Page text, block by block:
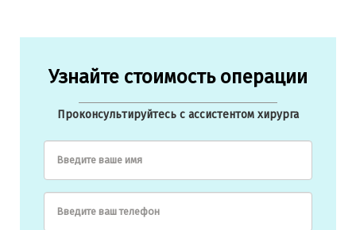
Узнайте стоимость операции
Проконсультируйтесь с ассистентом хирурга
Введите ваше имя
Введите ваш телефон